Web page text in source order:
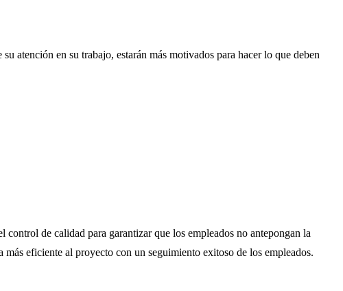
atención en su trabajo, estarán más motivados para hacer lo que deben
de calidad para garantizar que los empleados no antepongan la
eficiente al proyecto con un seguimiento exitoso de los empleados.